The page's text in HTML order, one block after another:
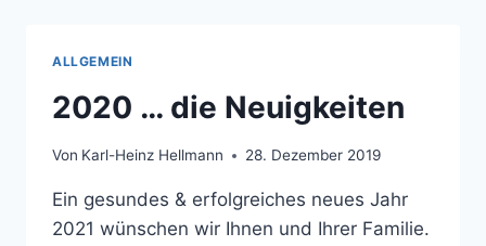
ALLGEMEIN
2020 … die Neuigkeiten
Von Karl-Heinz Hellmann 28. Dezember 2019
Ein gesundes & erfolgreiches neues Jahr
2021 wünschen wir Ihnen und Ihrer Familie.